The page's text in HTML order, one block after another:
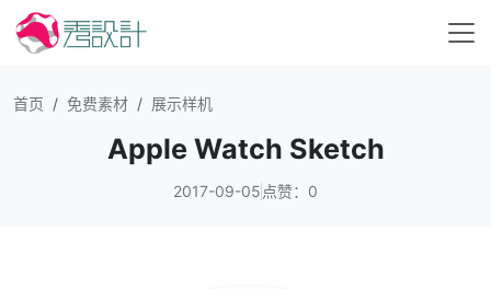
首页 免费素材 展示样机
Apple Watch Sketch
2017-09-05 点赞：0